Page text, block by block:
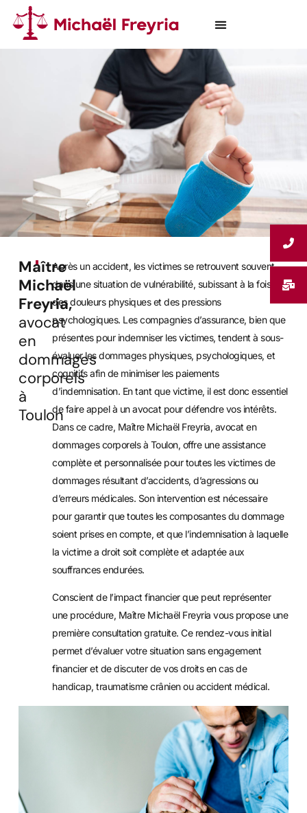
Maître
Michaël
Freyria,
avocat
en
dommages
corporels
à
Toulon
Après un accident, les victimes se retrouvent souvent
dans une situation de vulnérabilité, subissant à la fois
des douleurs physiques et des pressions
psychologiques. Les compagnies d’assurance, bien que
présentes pour indemniser les victimes, tendent à sous-
évaluer les dommages physiques, psychologiques, et
cognitifs afin de minimiser les paiements
d’indemnisation. En tant que victime, il est donc essentiel
de faire appel à un avocat pour défendre vos intérêts.
Dans ce cadre, Maître Michaël Freyria, avocat en
dommages corporels à Toulon, offre une assistance
complète et personnalisée pour toutes les victimes de
dommages résultant d’accidents, d’agressions ou
d’erreurs médicales. Son intervention est nécessaire
pour garantir que toutes les composantes du dommage
soient prises en compte, et que l’indemnisation à laquelle
la victime a droit soit complète et adaptée aux
souffrances endurées.
Conscient de l’impact financier que peut représenter
une procédure, Maître Michaël Freyria vous propose une
première consultation gratuite. Ce rendez-vous initial
permet d’évaluer votre situation sans engagement
financier et de discuter de vos droits en cas de
handicap, traumatisme crânien ou accident médical.